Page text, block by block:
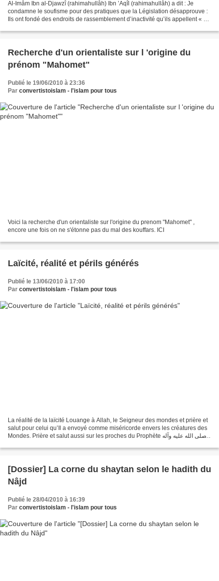
Al-Imâm Ibn al-Djawzî (rahimahullâh) Ibn ’Aqîl (rahimahullâh) a dit : Je
condamne le soufisme pour des pratiques que la Législation désapprouve :
Ils ont fondé des endroits de rassemblement d’inactivité qu’ils appellent « al-
Recherche d'un orientaliste sur l 'origine du
prénom "Mahomet"
Publié le 19/06/2010 à 23:36
Par convertistoislam - l'islam pour tous
Voici la recherche d'un orientaliste sur l'origine du prenom "Mahomet" ,
encore une fois on ne s'étonne pas du mal des kouffars. ICI
Laïcité, réalité et périls générés
Publié le 13/06/2010 à 17:00
Par convertistoislam - l'islam pour tous
La réalité de la laïcité Louange à Allah, le Seigneur des mondes et prière et
salut pour celui qu’Il a envoyé comme miséricorde envers les créatures des
Mondes. Prière et salut aussi sur les proches du Prophète صلى الله عليه وآله
[Dossier] La corne du shaytan selon le hadith du
Nâjd
Publié le 28/04/2010 à 16:39
Par convertistoislam - l'islam pour tous